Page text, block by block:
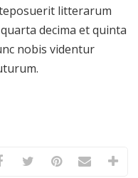
litterarum
decima et quinta
nobis videntur